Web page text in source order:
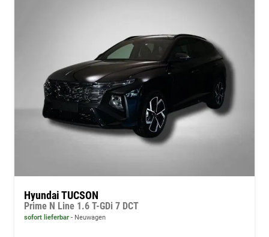
Hyundai TUCSON
Prime N Line 1.6 T-GDi 7 DCT
sofort lieferbar Neuwagen